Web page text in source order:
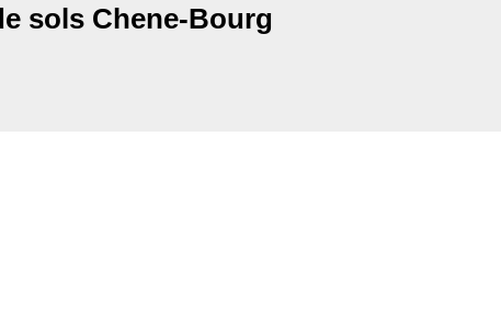
sols Chene-Bourg